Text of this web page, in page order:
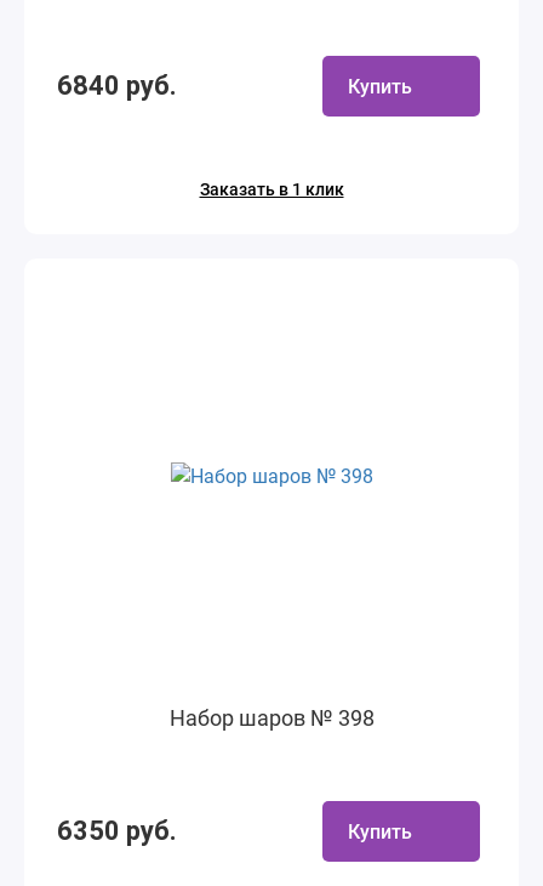
6840 руб. Купить
Заказать в 1 клик
Набор шаров № 398
6350 руб. Купить